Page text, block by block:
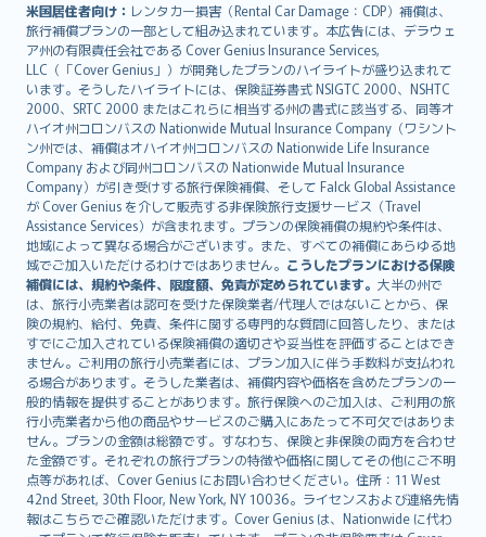
米国居住者向け： レンタカー損害（Rental Car Damage：CDP）補償は、
旅行補償プランの一部として組み込まれています。本広告には、デラウェ
ア州の有限責任会社である Cover Genius Insurance Services,
LLC（「Cover Genius」）が開発したプランのハイライトが盛り込まれて
います。そうしたハイライトには、保険証券書式 NSIGTC 2000、NSHTC
2000、SRTC 2000 またはこれらに相当する州の書式に該当する、同等オ
ハイオ州コロンバスの Nationwide Mutual Insurance Company（ワシント
ン州では、補償はオハイオ州コロンバスの Nationwide Life Insurance
Company および同州コロンバスの Nationwide Mutual Insurance
Company）が引き受けする旅行保険補償、そして Falck Global Assistance
が Cover Genius を介して販売する非保険旅行支援サービス（Travel
Assistance Services）が含まれます。プランの保険補償の規約や条件は、
地域によって異なる場合がございます。また、すべての補償にあらゆる地
域でご加入いただけるわけではありません。 こうしたプランにおける保険
補償には、規約や条件、限度額、免責が定められています。 大半の州で
は、旅行小売業者は認可を受けた保険業者/代理人ではないことから、保
険の規約、給付、免責、条件に関する専門的な質問に回答したり、または
すでにご加入されている保険補償の適切さや妥当性を評価することはでき
ません。ご利用の旅行小売業者には、プラン加入に伴う手数料が支払われ
る場合があります。そうした業者は、補償内容や価格を含めたプランの一
般的情報を提供することがあります。旅行保険へのご加入は、ご利用の旅
行小売業者から他の商品やサービスのご購入にあたって不可欠ではありま
せん。プランの金額は総額です。すなわち、保険と非保険の両方を合わせ
た金額です。それぞれの旅行プランの特徴や価格に関してその他にご不明
点等があれば、Cover Genius にお問い合わせください。住所：11 West
42nd Street, 30th Floor, New York, NY 10036。ライセンスおよび連絡先情
報はこちらでご確認いただけます。Cover Genius は、Nationwide に代わ
български
català
Hrvatski
eesti
Ελληνικά
Magyar
Íslenska
Bahasa Indonesia
latviešu
Lietuviškai
Bahasa Melayu
Română
српски
Slovensky
Slovenščina
Українська
Tiếng Việt